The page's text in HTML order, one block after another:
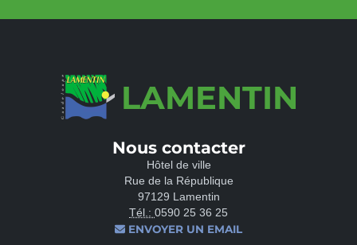
LAMENTIN
Nous contacter
Hôtel de ville
Rue de la République
97129 Lamentin
Tél.: 0590 25 36 25
ENVOYER UN EMAIL